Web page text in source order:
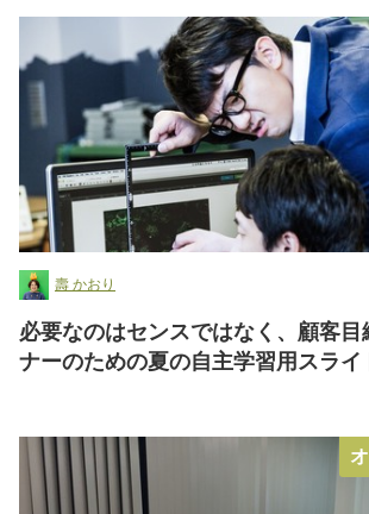
壽 かおり
必要なのはセンスではなく、顧客
ナーのための夏の自主学習用スライ